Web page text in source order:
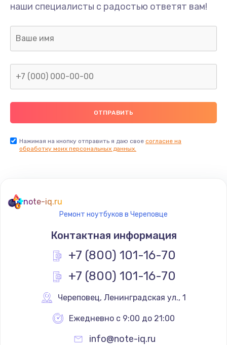
наши специалисты с радостью ответят вам!
Нажимая на кнопку отправить я даю свое согласие на
обработку моих персональных данных.
note-iq.ru
Ремонт ноутбуков в Череповце
Контактная информация
+7 (800) 101-16-70
+7 (800) 101-16-70
Череповец, Ленинградская ул., 1
Ежедневно с 9:00 до 21:00
info@note-iq.ru